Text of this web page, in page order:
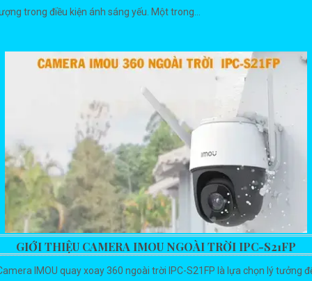
trong điều kiện ánh sáng yếu. Một trong...
GIỚI THIỆU CAMERA IMOU NGOÀI TRỜI IPC-S21FP
IMOU quay xoay 360 ngoài trời IPC-S21FP là lựa chọn lý tưởng